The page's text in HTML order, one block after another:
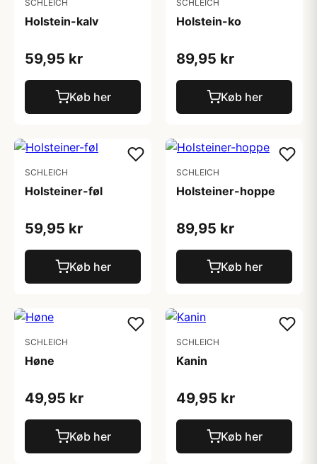
SCHLEICH
Holstein-kalv
59,95 kr
Køb her
SCHLEICH
Holstein-ko
89,95 kr
Køb her
SCHLEICH
Holsteiner-føl
59,95 kr
Køb her
SCHLEICH
Holsteiner-hoppe
89,95 kr
Køb her
SCHLEICH
Høne
49,95 kr
Køb her
SCHLEICH
Kanin
49,95 kr
Køb her